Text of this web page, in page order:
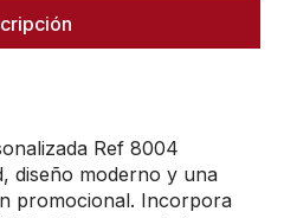
Ref 8004
diseño moderno y una
promocional. Incorpora